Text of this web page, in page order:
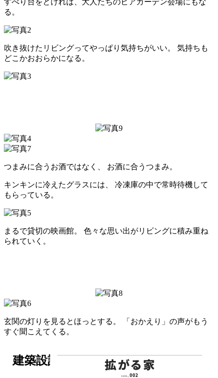
すべり台をどければ、大人たちのビアガーデン会場にもな
る。
吹き抜けたリビングってやっぱり気持ちがいい。
気持ちも
どこかおおらかになる。
つまみに合うお酒ではなく、 お酒に合うつまみ。
キンキンに冷えたグラスには、
冷凍庫の中で常時待機して
もらっている。
まるで貸切の映画館。
色々な思い出がリビングに積み重ね
られていく。
玄関の灯りを見るとほっとする。
「おかえり」の声がもう
すぐ聞こえてくる。
建築設計の視点